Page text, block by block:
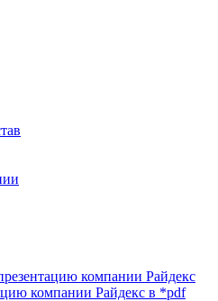
компании Райдекс
компании Райдекс в *pdf